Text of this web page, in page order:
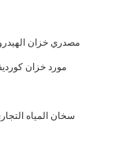
مصدري خزان
مورد خزان
سخان المياه